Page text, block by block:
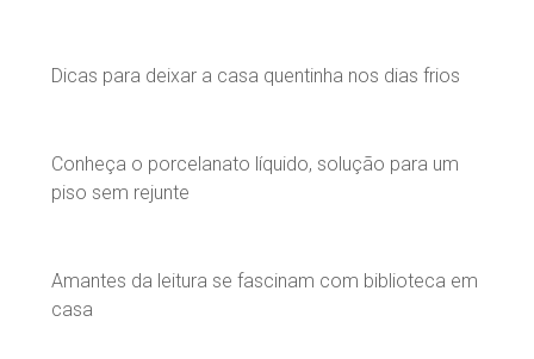
Dicas para deixar a casa quentinha nos dias frios
Conheça o porcelanato líquido, solução para um
piso sem rejunte
Amantes da leitura se fascinam com biblioteca em
casa